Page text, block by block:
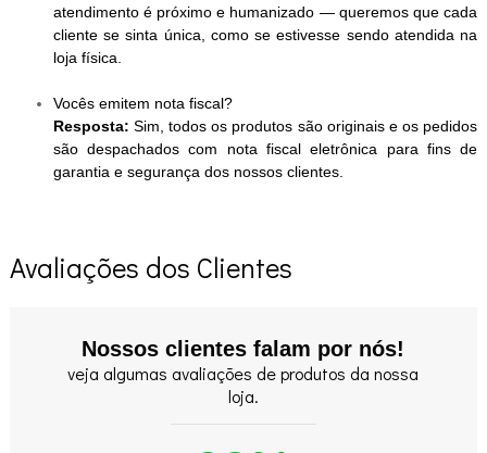
atendimento é próximo e humanizado — queremos que cada
cliente se sinta única, como se estivesse sendo atendida na
loja física.
Vocês emitem nota fiscal?
Resposta:Sim, todos os produtos são originais e os pedidos
são despachados com nota fiscal eletrônica para fins de
garantia e segurança dos nossos clientes.
Avaliações dos Clientes
Nossos clientes falam por nós!
veja algumas avaliações de produtos da nossa
loja.